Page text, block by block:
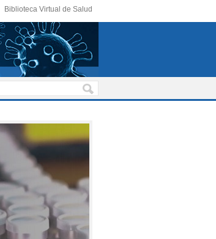
Biblioteca Virtual de Salud